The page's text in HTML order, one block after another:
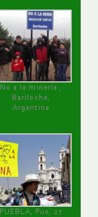
No a la minería ,
Bariloche,
Argentina
PUEBLA, Pue, 27